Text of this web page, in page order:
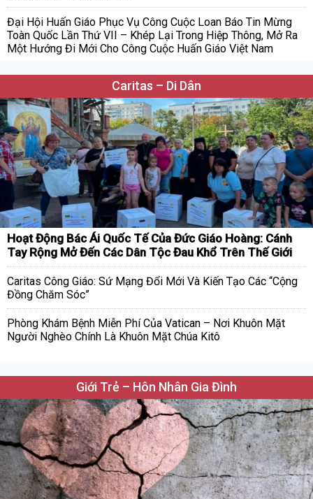
Đại Hội Huấn Giáo Phục Vụ Công Cuộc Loan Báo Tin Mừng
Toàn Quốc Lần Thứ VII – Khép Lại Trong Hiệp Thông, Mở Ra
Một Hướng Đi Mới Cho Công Cuộc Huấn Giáo Việt Nam
Caritas – Di Dân
Hoạt Động Bác Ái Quốc Tế Của Đức Giáo Hoàng: Cánh
Tay Rộng Mở Đến Các Dân Tộc Đau Khổ Trên Thế Giới
Caritas Công Giáo: Sứ Mạng Đổi Mới Và Kiến Tạo Các “Cộng
Đồng Chăm Sóc”
Phòng Khám Bệnh Miễn Phí Của Vatican – Nơi Khuôn Mặt
Người Nghèo Chính Là Khuôn Mặt Chúa Kitô
Giới Trẻ – Hôn Nhân Gia Đình